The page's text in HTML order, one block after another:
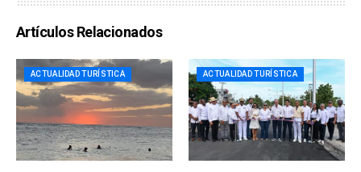
Artículos Relacionados
ACTUALIDAD TURÍSTICA ACTUALIDAD TURÍSTICA